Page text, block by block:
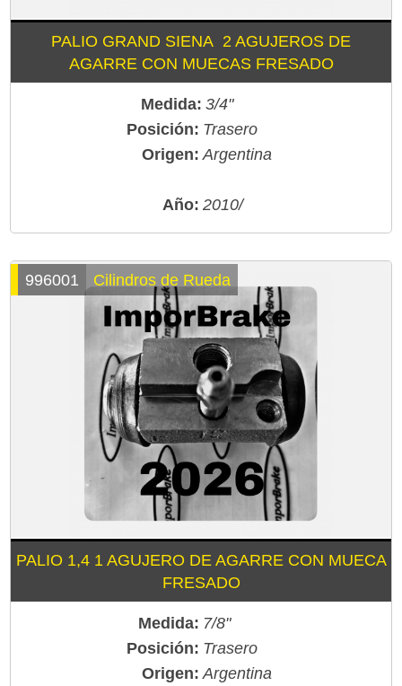
PALIO GRAND SIENA 2 AGUJEROS DE
AGARRE CON MUECAS FRESADO
Medida: 3/4"
Posición: Trasero
Origen: Argentina
Año: 2010/
PALIO 1,4 1 AGUJERO DE AGARRE CON MUECA
FRESADO
Medida: 7/8"
Posición: Trasero
Origen: Argentina
996001 Cilindros de Rueda